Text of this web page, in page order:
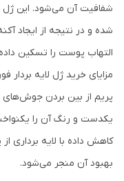
شفافیت آن می‌شود. این
شده و در نتیجه از ایجاد
التهاب پوست را تسکین
پریم از بین بردن جوش‌های
یکدست و رنگ آن را
کاهش داده با لایه
بهبود آن منجر می‌شود.